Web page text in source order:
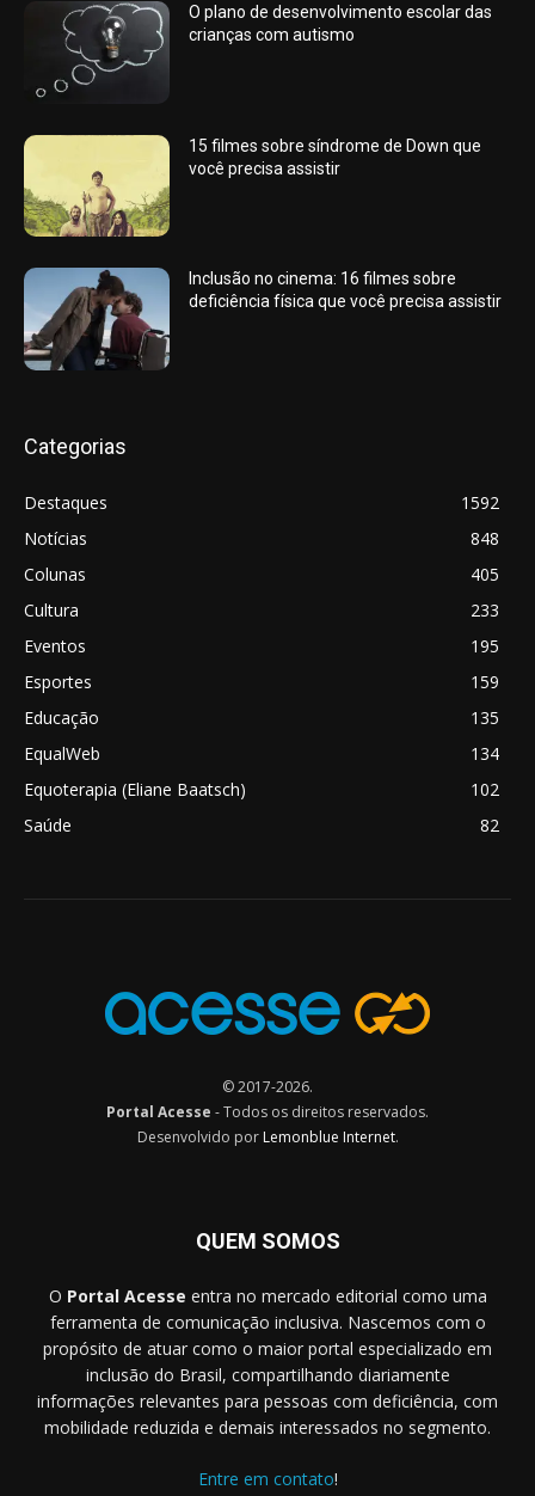
O plano de desenvolvimento escolar das
crianças com autismo
15 filmes sobre síndrome de Down que
você precisa assistir
Inclusão no cinema: 16 filmes sobre
deficiência física que você precisa assistir
Categorias
Destaques
1592
Notícias
848
Colunas
405
Cultura
233
Eventos
195
Esportes
159
Educação
135
EqualWeb
134
Equoterapia (Eliane Baatsch)
102
Saúde
82
© 2017-2026.
Portal Acesse - Todos os direitos reservados.
Desenvolvido por Lemonblue Internet.
QUEM SOMOS
O Portal Acesse entra no mercado editorial como uma
ferramenta de comunicação inclusiva. Nascemos com o
propósito de atuar como o maior portal especializado em
inclusão do Brasil, compartilhando diariamente
informações relevantes para pessoas com deficiência, com
mobilidade reduzida e demais interessados no segmento.
Entre em contato!